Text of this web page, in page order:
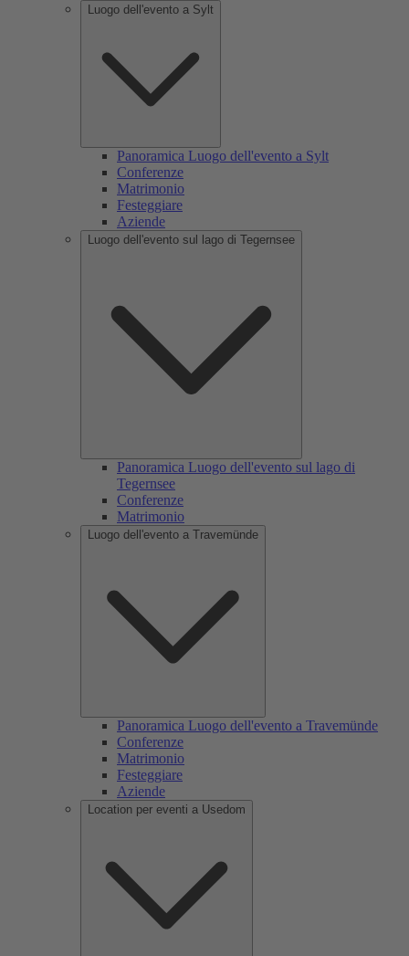
Luogo dell'evento a Sylt
Panoramica Luogo dell'evento a Sylt
Conferenze
Matrimonio
Festeggiare
Aziende
Luogo dell'evento sul lago di Tegernsee
Panoramica Luogo dell'evento sul lago di
Tegernsee
Conferenze
Matrimonio
Luogo dell'evento a Travemünde
Panoramica Luogo dell'evento a Travemünde
Conferenze
Matrimonio
Festeggiare
Aziende
Location per eventi a Usedom